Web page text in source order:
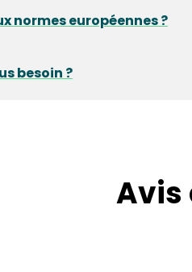
normes européennes ?
besoin ?
Avis